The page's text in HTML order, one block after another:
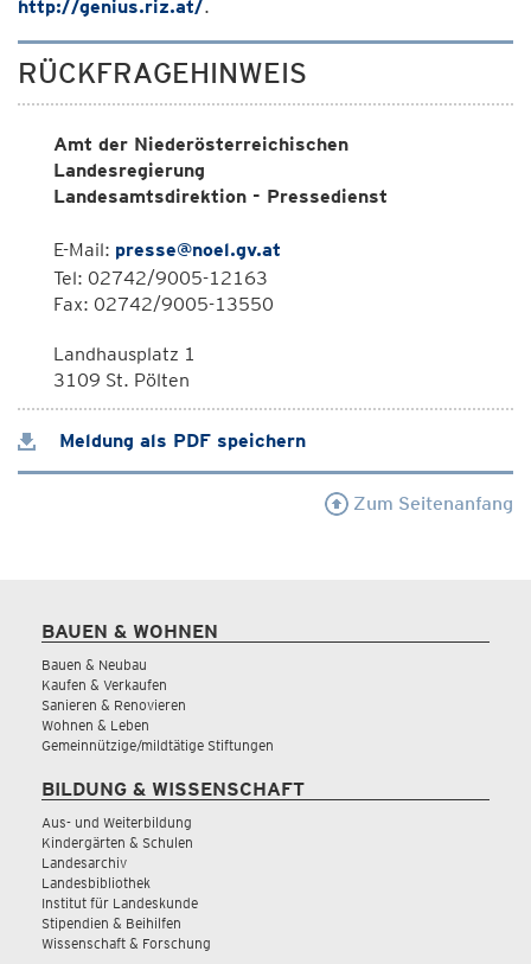
http://genius.riz.at/.
RÜCKFRAGEHINWEIS
Amt der Niederösterreichischen
Landesregierung
Landesamtsdirektion - Pressedienst
E-Mail: presse@noel.gv.at
Tel: 02742/9005-12163
Fax: 02742/9005-13550
Landhausplatz 1
3109 St. Pölten
Meldung als PDF speichern
Zum Seitenanfang
BAUEN & WOHNEN
Bauen & Neubau
Kaufen & Verkaufen
Sanieren & Renovieren
Wohnen & Leben
Gemeinnützige/mildtätige Stiftungen
BILDUNG & WISSENSCHAFT
Aus- und Weiterbildung
Kindergärten & Schulen
Landesarchiv
Landesbibliothek
Institut für Landeskunde
Stipendien & Beihilfen
Wissenschaft & Forschung